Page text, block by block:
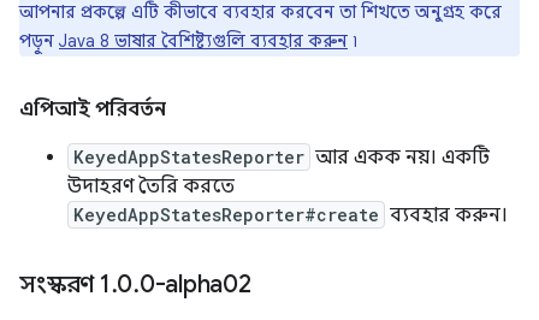
আপনার প্রকল্পে এটি কীভাবে ব্যবহার করবেন তা শিখতে অনুগ্রহ করে
পড়ুন Java 8 ভাষার বৈশিষ্ট্যগুলি ব্যবহার করুন ৷
এপিআই পরিবর্তন
KeyedAppStatesReporter আর একক নয়। একটি
উদাহরণ তৈরি করতে
KeyedAppStatesReporter#create ব্যবহার করুন।
সংস্করণ 1.0.0-alpha02